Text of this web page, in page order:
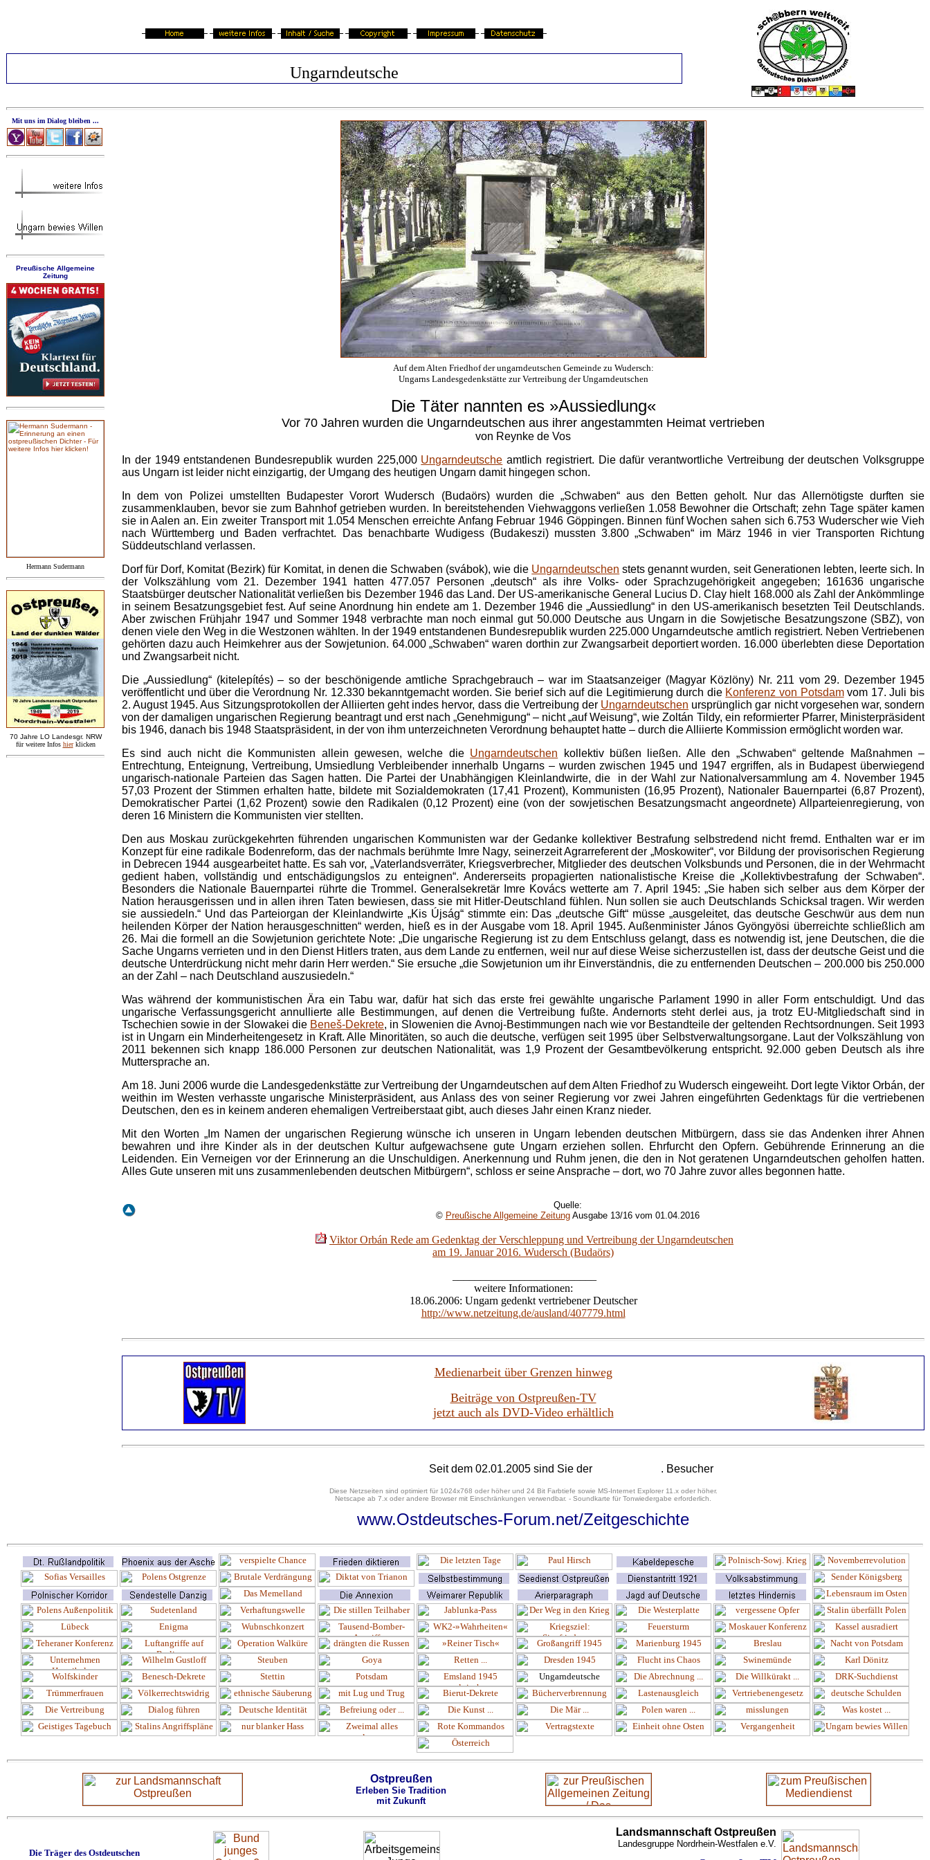
Ungarndeutsche
Mit uns im Dialog bleiben ...
Preußische Allgemeine
Zeitung
Hermann Sudermann
70 Jahre LO Landesgr. NRW
für weitere Infos hier klicken
Auf dem Alten Friedhof der ungarndeutschen Gemeinde zu Wudersch:
Ungarns Landesgedenkstätte zur Vertreibung der Ungarndeutschen
Die Täter nannten es »Aussiedlung«
Vor 70 Jahren wurden die Ungarndeutschen aus ihrer angestammten Heimat vertrieben
von Reynke de Vos
In der 1949 entstandenen Bundesrepublik wurden 225,000 Ungarndeutsche amtlich registriert. Die dafür verantwortliche Vertreibung der deutschen Volksgruppe
aus Ungarn ist leider nicht einzigartig, der Umgang des heutigen Ungarn damit hingegen schon.
In dem von Polizei umstellten Budapester Vorort Wudersch (Budaörs) wurden die „Schwaben“ aus den Betten geholt. Nur das Allernötigste durften sie
zusammenklauben, bevor sie zum Bahnhof getrieben wurden. In bereitstehenden Viehwaggons verließen 1.058 Bewohner die Ortschaft; zehn Tage später kamen
sie in Aalen an. Ein zweiter Transport mit 1.054 Menschen erreichte Anfang Februar 1946 Göppingen. Binnen fünf Wochen sahen sich 6.753 Wuderscher wie Vieh
nach Württemberg und Baden verfrachtet. Das benachbarte Wudigess (Budakeszi) mussten 3.800 „Schwaben“ im März 1946 in vier Transporten Richtung
Süddeutschland verlassen.
Dorf für Dorf, Komitat (Bezirk) für Komitat, in denen die Schwaben (svábok), wie die Ungarndeutschen stets genannt wurden, seit Generationen lebten, leerte sich. In
der Volkszählung vom 21. Dezember 1941 hatten 477.057 Personen „deutsch“ als ihre Volks- oder Sprachzugehörigkeit angegeben; 161636 ungarische
Staatsbürger deutscher Nationalität verließen bis Dezember 1946 das Land. Der US-amerikanische General Lucius D. Clay hielt 168.000 als Zahl der Ankömmlinge
in seinem Besatzungsgebiet fest. Auf seine Anordnung hin endete am 1. Dezember 1946 die „Aussiedlung“ in den US-amerikanisch besetzten Teil Deutschlands.
Aber zwischen Frühjahr 1947 und Sommer 1948 verbrachte man noch einmal gut 50.000 Deutsche aus Ungarn in die Sowjetische Besatzungszone (SBZ), von
denen viele den Weg in die Westzonen wählten. In der 1949 entstandenen Bundesrepublik wurden 225.000 Ungarndeutsche amtlich registriert. Neben Vertriebenen
gehörten dazu auch Heimkehrer aus der Sowjetunion. 64.000 „Schwaben“ waren dorthin zur Zwangsarbeit deportiert worden. 16.000 überlebten diese Deportation
und Zwangsarbeit nicht.
Die „Aussiedlung“ (kitelepítés) – so der beschönigende amtliche Sprachgebrauch – war im Staatsanzeiger (Magyar Közlöny) Nr. 211 vom 29. Dezember 1945
veröffentlicht und über die Verordnung Nr. 12.330 bekanntgemacht worden. Sie berief sich auf die Legitimierung durch die Konferenz von Potsdamvom 17. Juli bis
2. August 1945. Aus Sitzungsprotokollen der Alliierten geht indes hervor, dass die Vertreibung der Ungarndeutschen ursprünglich gar nicht vorgesehen war, sondern
von der damaligen ungarischen Regierung beantragt und erst nach „Genehmigung“ – nicht „auf Weisung“, wie Zoltán Tildy, ein reformierter Pfarrer, Ministerpräsident
bis 1946, danach bis 1948 Staatspräsident, in der von ihm unterzeichneten Verordnung behauptet hatte – durch die Alliierte Kommission ermöglicht worden war.
Es sind auch nicht die Kommunisten allein gewesen, welche die Ungarndeutschen kollektiv büßen ließen. Alle den „Schwaben“ geltende Maßnahmen –
Entrechtung, Enteignung, Vertreibung, Umsiedlung Verbleibender innerhalb Ungarns – wurden zwischen 1945 und 1947 ergriffen, als in Budapest überwiegend
ungarisch-nationale Parteien das Sagen hatten. Die Partei der Unabhängigen Kleinlandwirte, die in der Wahl zur Nationalversammlung am 4. November 1945
57,03 Prozent der Stimmen erhalten hatte, bildete mit Sozialdemokraten (17,41 Prozent), Kommunisten (16,95 Prozent), Nationaler Bauernpartei (6,87 Prozent),
Demokratischer Partei (1,62 Prozent) sowie den Radikalen (0,12 Prozent) eine (von der sowjetischen Besatzungsmacht angeordnete) Allparteienregierung, von
deren 16 Ministern die Kommunisten vier stellten.
Den aus Moskau zurückgekehrten führenden ungarischen Kommunisten war der Gedanke kollektiver Bestrafung selbstredend nicht fremd. Enthalten war er im
Konzept für eine radikale Bodenreform, das der nachmals berühmte Imre Nagy, seinerzeit Agrarreferent der „Moskowiter“, vor Bildung der provisorischen Regierung
in Debrecen 1944 ausgearbeitet hatte. Es sah vor, „Vaterlandsverräter, Kriegsverbrecher, Mitglieder des deutschen Volksbunds und Personen, die in der Wehrmacht
gedient haben, vollständig und entschädigungslos zu enteignen“. Andererseits propagierten nationalistische Kreise die „Kollektivbestrafung der Schwaben“.
Besonders die Nationale Bauernpartei rührte die Trommel. Generalsekretär Imre Kovács wetterte am 7. April 1945: „Sie haben sich selber aus dem Körper der
Nation herausgerissen und in allen ihren Taten bewiesen, dass sie mit Hitler-Deutschland fühlen. Nun sollen sie auch Deutschlands Schicksal tragen. Wir werden
sie aussiedeln.“ Und das Parteiorgan der Kleinlandwirte „Kis Újság“ stimmte ein: Das „deutsche Gift“ müsse „ausgeleitet, das deutsche Geschwür aus dem nun
heilenden Körper der Nation herausgeschnitten“ werden, hieß es in der Ausgabe vom 18. April 1945. Außenminister János Gyöngyösi überreichte schließlich am
26. Mai die formell an die Sowjetunion gerichtete Note: „Die ungarische Regierung ist zu dem Entschluss gelangt, dass es notwendig ist, jene Deutschen, die die
Sache Ungarns verrieten und in den Dienst Hitlers traten, aus dem Lande zu entfernen, weil nur auf diese Weise sicherzustellen ist, dass der deutsche Geist und die
deutsche Unterdrückung nicht mehr darin Herr werden.“ Sie ersuche „die Sowjetunion um ihr Einverständnis, die zu entfernenden Deutschen – 200.000 bis 250.000
an der Zahl – nach Deutschland auszusiedeln.“
Was während der kommunistischen Ära ein Tabu war, dafür hat sich das erste frei gewählte ungarische Parlament 1990 in aller Form entschuldigt. Und das
ungarische Verfassungsgericht annullierte alle Bestimmungen, auf denen die Vertreibung fußte. Andernorts steht derlei aus, ja trotz EU-Mitgliedschaft sind in
Tschechien sowie in der Slowakei die Beneš-Dekrete, in Slowenien die Avnoj-Bestimmungen nach wie vor Bestandteile der geltenden Rechtsordnungen. Seit 1993
ist in Ungarn ein Minderheitengesetz in Kraft. Alle Minoritäten, so auch die deutsche, verfügen seit 1995 über Selbstverwaltungsorgane. Laut der Volkszählung von
2011 bekennen sich knapp 186.000 Personen zur deutschen Nationalität, was 1,9 Prozent der Gesamtbevölkerung entspricht. 92.000 geben Deutsch als ihre
Muttersprache an.
Am 18. Juni 2006 wurde die Landesgedenkstätte zur Vertreibung der Ungarndeutschen auf dem Alten Friedhof zu Wudersch eingeweiht. Dort legte Viktor Orbán, der
weithin im Westen verhasste ungarische Ministerpräsident, aus Anlass des von seiner Regierung vor zwei Jahren eingeführten Gedenktags für die vertriebenen
Deutschen, den es in keinem anderen ehemaligen Vertreiberstaat gibt, auch dieses Jahr einen Kranz nieder.
Mit den Worten „Im Namen der ungarischen Regierung wünsche ich unseren in Ungarn lebenden deutschen Mitbürgern, dass sie das Andenken ihrer Ahnen
bewahren und ihre Kinder als in der deutschen Kultur aufgewachsene gute Ungarn erziehen sollen. Ehrfurcht den Opfern. Gebührende Erinnerung an die
Leidenden. Ein Verneigen vor der Erinnerung an die Unschuldigen. Anerkennung und Ruhm jenen, die den in Not geratenen Ungarndeutschen geholfen hatten.
Alles Gute unseren mit uns zusammenlebenden deutschen Mitbürgern“, schloss er seine Ansprache – dort, wo 70 Jahre zuvor alles begonnen hatte.
Quelle:
© Preußische Allgemeine ZeitungAusgabe 13/16 vom 01.04.2016
Viktor Orbán Rede am Gedenktag der Verschleppung und Vertreibung der Ungarndeutschen
am 19. Januar 2016. Wudersch (Budaörs)
weitere Informationen:
18.06.2006: Ungarn gedenkt vertriebener Deutscher
http://www.netzeitung.de/ausland/407779.html
Medienarbeit über Grenzen hinweg
Beiträge von Ostpreußen-TV
jetzt auch als DVD-Video erhältlich
Seit dem 02.01.2005 sind Sie der . Besucher
Diese Netzseiten sind optimiert für 1024x768 oder höher und 24 Bit Farbtiefe sowie MS-Internet Explorer 11.x oder höher.
Netscape ab 7.x oder andere Browser mit Einschränkungen verwendbar. - Soundkarte für Tonwiedergabe erforderlich.
www.Ostdeutsches-Forum.net/Zeitgeschichte
Ostpreußen
Erleben Sie Tradition
mit Zukunft
Die Träger des Ostdeutschen
Landsmannschaft Ostpreußen
Landesgruppe Nordrhein-Westfalen e.V.